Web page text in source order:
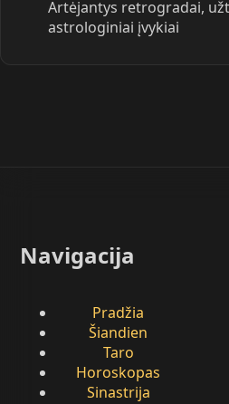
Artėjantys retrogradai,
astrologiniai įvykiai
Navigacija
Pradžia
Šiandien
Taro
Horoskopas
Sinastrija